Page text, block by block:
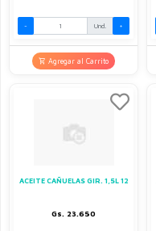
- Und. +
Agregar al Carrito
ACEITE CAÑUELAS GIR. 1,5L 12
Gs. 23.650